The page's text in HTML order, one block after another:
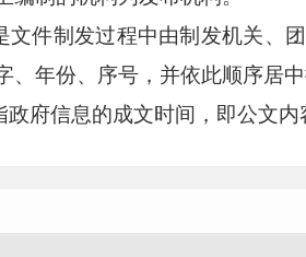
文件制发过程中由制发机关、
、年份、序号，并依此顺序居中
府信息的成文时间，即公文内